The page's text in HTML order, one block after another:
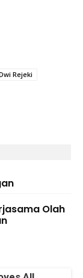
Rejeki
Olah